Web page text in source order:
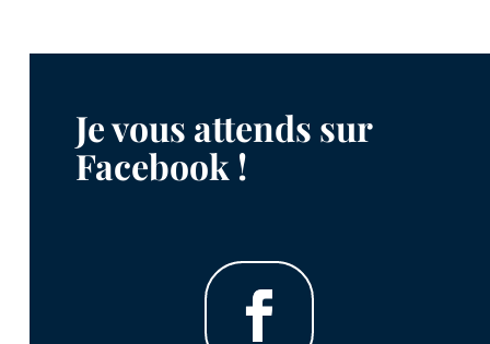
Je vous attends sur
Facebook !